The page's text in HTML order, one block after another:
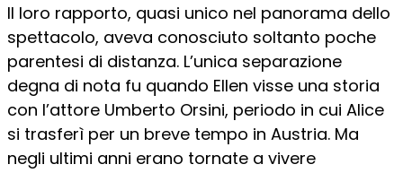
Il loro rapporto, quasi unico nel panorama dello
spettacolo, aveva conosciuto soltanto poche
parentesi di distanza. L’unica separazione
degna di nota fu quando Ellen visse una storia
con l’attore Umberto Orsini, periodo in cui Alice
si trasferì per un breve tempo in Austria. Ma
negli ultimi anni erano tornate a vivere